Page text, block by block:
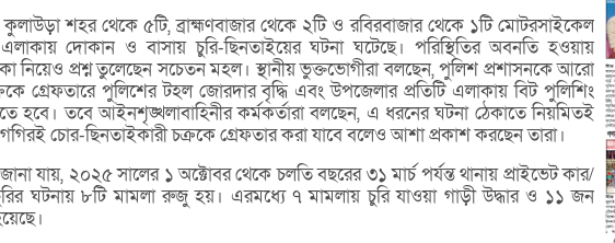
শহর থেকে ৫টি, ব্রাহ্মণবাজার থেকে ২টি ও রবিরবাজার থেকে ১টি মোটরসাইকেল
দোকান ও বাসায় চুরি-ছিনতাইয়ের ঘটনা ঘটেছে। পরিস্থিতির অবনতি হওয়ায়
নিয়েও প্রশ্ন তুলেছেন সচেতন মহল। স্থানীয় ভুক্তভোগীরা বলছেন, পুলিশ প্রশাসনকে আরো
গ্রেফতারে পুলিশের টহল জোরদার বৃদ্ধি এবং উপজেলার প্রতিটি এলাকায় বিট পুলিশিং
হবে। তবে আইনশৃঙ্খলাবাহিনীর কর্মকর্তারা বলছেন, এ ধরনের ঘটনা ঠেকাতে নিয়মিতই
চোর-ছিনতাইকারী চক্রকে গ্রেফতার করা যাবে বলেও আশা প্রকাশ করছেন তারা।
যায়, ২০২৫ সালের ১ অক্টোবর থেকে চলতি বছরের ৩১ মার্চ পর্যন্ত থানায় প্রাইভেট কার/
ঘটনায় ৮টি মামলা রুজু হয়। এরমধ্যে ৭ মামলায় চুরি যাওয়া গাড়ী উদ্ধার ও ১১ জন